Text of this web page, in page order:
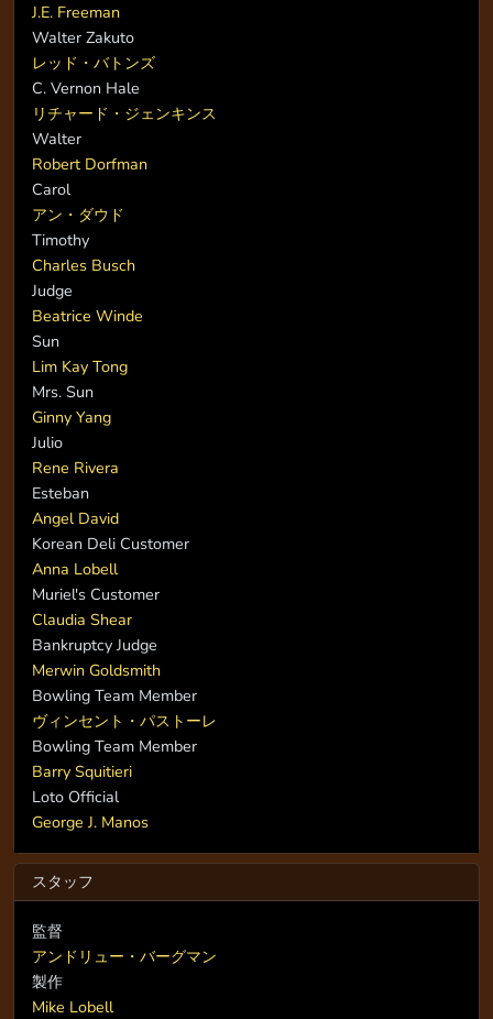
J.E. Freeman
Walter Zakuto
レッド・バトンズ
C. Vernon Hale
リチャード・ジェンキンス
Walter
Robert Dorfman
Carol
アン・ダウド
Timothy
Charles Busch
Judge
Beatrice Winde
Sun
Lim Kay Tong
Mrs. Sun
Ginny Yang
Julio
Rene Rivera
Esteban
Angel David
Korean Deli Customer
Anna Lobell
Muriel's Customer
Claudia Shear
Bankruptcy Judge
Merwin Goldsmith
Bowling Team Member
ヴィンセント・パストーレ
Bowling Team Member
Barry Squitieri
Loto Official
George J. Manos
スタッフ
監督
アンドリュー・バーグマン
製作
Mike Lobell